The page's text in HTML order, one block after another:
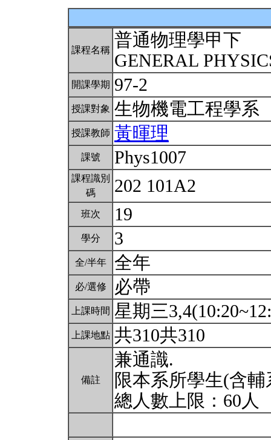
課程名稱 普通物理學甲下
GENERAL
開課學期 97-2
授課對象 生物機電工程學系
授課教師 黃暉理
課號 Phys1007
課程識別
碼
202 101A2
班次 19
學分 3
全/半年 全年
必/選修 必帶
上課時間 星期三
上課地點 共310共310
備註
兼通識.
限本系所學生(含
總人數上限：60人